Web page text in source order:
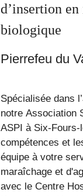
d’insertion
biologique
Pierrefeu du
Spécialisée dans
notre Association
ASPI à Six-
compétences et
équipe à votre
maraîchage et
avec le Centre